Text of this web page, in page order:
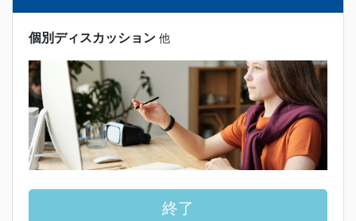
個別ディスカッション 他
終了